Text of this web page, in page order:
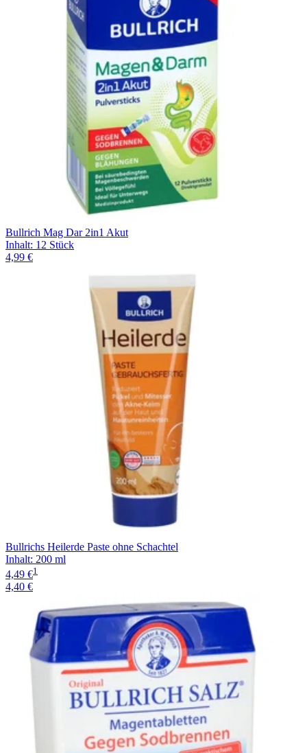
Bullrich Mag Dar 2in1 Akut
Inhalt: 12 Stück
4,99 €
Bullrichs Heilerde Paste ohne Schachtel
Inhalt: 200 ml
4,49 €1
4,40 €